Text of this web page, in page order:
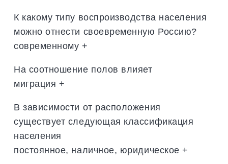
К какому типу воспроизводства населения
можно отнести своевременную Россию?
современному +
На соотношение полов влияет
миграция +
В зависимости от расположения
существует следующая классификация
населения
постоянное, наличное, юридическое +